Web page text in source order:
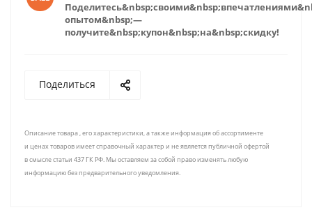
опытом&nbsp;—
получите&nbsp;купон&nbsp;на&nbsp;скидку!
Поделиться
Описание товара , его характеристики, а также информация об ассортименте
и ценах товаров имеет справочный характер и не является публичной офертой
в смысле статьи 437 ГК РФ. Мы оставляем за собой право изменять любую
информацию без предварительного уведомления.